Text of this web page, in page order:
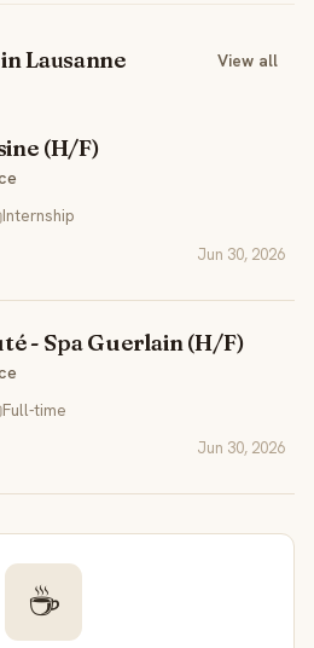
Lausanne View all
(H/F)
Internship
Jun 30, 2026
- Spa Guerlain (H/F)
Full-time
Jun 30, 2026
☕